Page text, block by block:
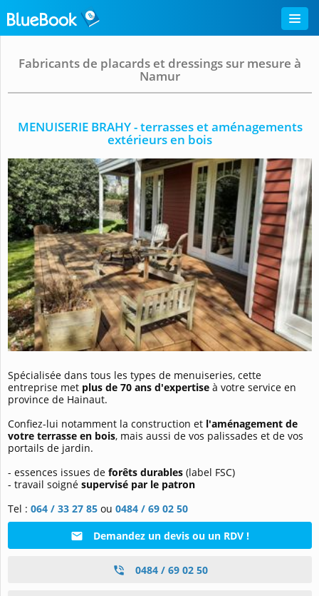
Fabricants de placards et dressings sur mesure à
Namur
MENUISERIE BRAHY - terrasses et aménagements
extérieurs en bois
Spécialisée dans tous les types de menuiseries, cette
entreprise met plus de 70 ans d'expertise à votre service en
province de Hainaut.
Confiez-lui notamment la construction et l'aménagement de
votre terrasse en bois, mais aussi de vos palissades et de vos
portails de jardin.
- essences issues de forêts durables (label FSC)
- travail soigné supervisé par le patron
Tel : 064 / 33 27 85 ou 0484 / 69 02 50
Demandez un devis ou un RDV !
0484 / 69 02 50